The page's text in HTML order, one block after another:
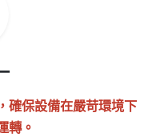
確保設備在嚴苛環境下
轉。